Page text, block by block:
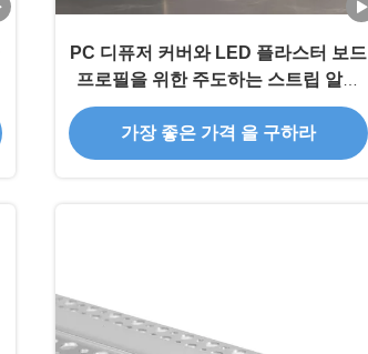
PC 디퓨저 커버와 LED 플라스터 보드
프로필을 위한 주도하는 스트립 알루
미늄 프로파일
가장 좋은 가격 을 구하라